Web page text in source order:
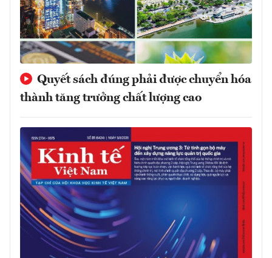
Quyết sách đúng phải được chuyển hóa
thành tăng trưởng chất lượng cao